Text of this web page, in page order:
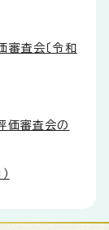
査会〔令和
価審査会の